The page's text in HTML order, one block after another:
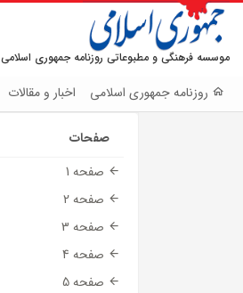
موسسه فرهنگی و مطبوعاتی روزنامه جمهوری اسلامی
روزنامه جمهوری اسلامی اخبار و مقالات
صفحات
صفحه 1
صفحه 2
صفحه 3
صفحه 4
صفحه 5